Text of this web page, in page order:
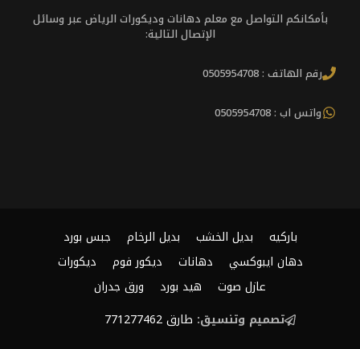
بأمكانكم التواصل مع معلم دهانات وديكورات الرياض عبر وسائل
الإتصال التالية:
رقم الهاتف : 0505954708
واتس اب : 0505954708
باركيه بديل الخشب بديل الرخام
جبس بورد
دهان ايبوكسي
دهانات ديكور فوم
ديكورات
عازل صوت
هيد بورد
ورق جدران
تصميم وتنسيق: طارق 771277462